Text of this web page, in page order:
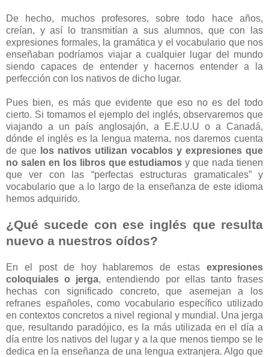
De hecho, muchos profesores, sobre todo hace años,
creían, y así lo transmitían a sus alumnos, que con las
expresiones formales, la gramática y el vocabulario que nos
enseñaban podríamos viajar a cualquier lugar del mundo
siendo capaces de entender y hacernos entender a la
perfección con los nativos de dicho lugar.
Pues bien, es más que evidente que eso no es del todo
cierto. Si tomamos el ejemplo del inglés, observaremos que
viajando a un país anglosajón, a E.E.U.U o a Canadá,
dónde el inglés es la lengua materna, nos daremos cuenta
de que los nativos utilizan vocablos y expresiones que
no salen en los libros que estudiamos y que nada tienen
que ver con las “perfectas estructuras gramaticales” y
vocabulario que a lo largo de la enseñanza de este idioma
hemos adquirido.
¿Qué sucede con ese inglés que resulta
nuevo a nuestros oídos?
En el post de hoy hablaremos de estas expresiones
coloquiales o jerga, entendiendo por ellas tanto frases
hechas con significado concreto, que asemejan a los
refranes españoles, como vocabulario específico utilizado
en contextos concretos a nivel regional y mundial. Una jerga
que, resultando paradójico, es la más utilizada en el día a
día entre los nativos del lugar y a la que menos tiempo se le
dedica en la enseñanza de una lengua extranjera. Algo que